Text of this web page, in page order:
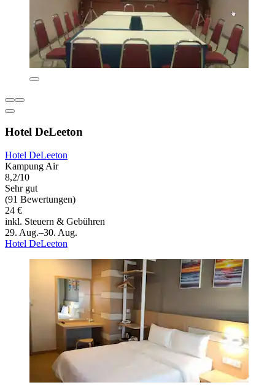
Hotel DeLeeton
Hotel DeLeeton
Kampung Air
8,2/10
Sehr gut
(91 Bewertungen)
24 €
inkl. Steuern & Gebühren
29. Aug.–30. Aug.
Hotel DeLeeton